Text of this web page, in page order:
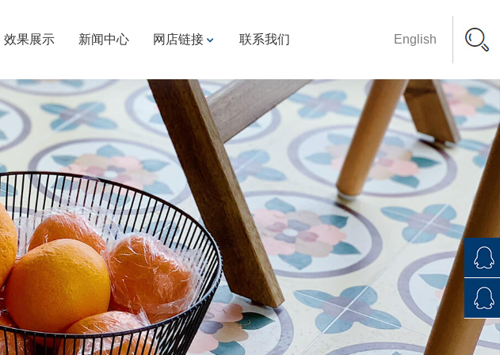
效果展示 新闻中心 网店链接 联系我们 English